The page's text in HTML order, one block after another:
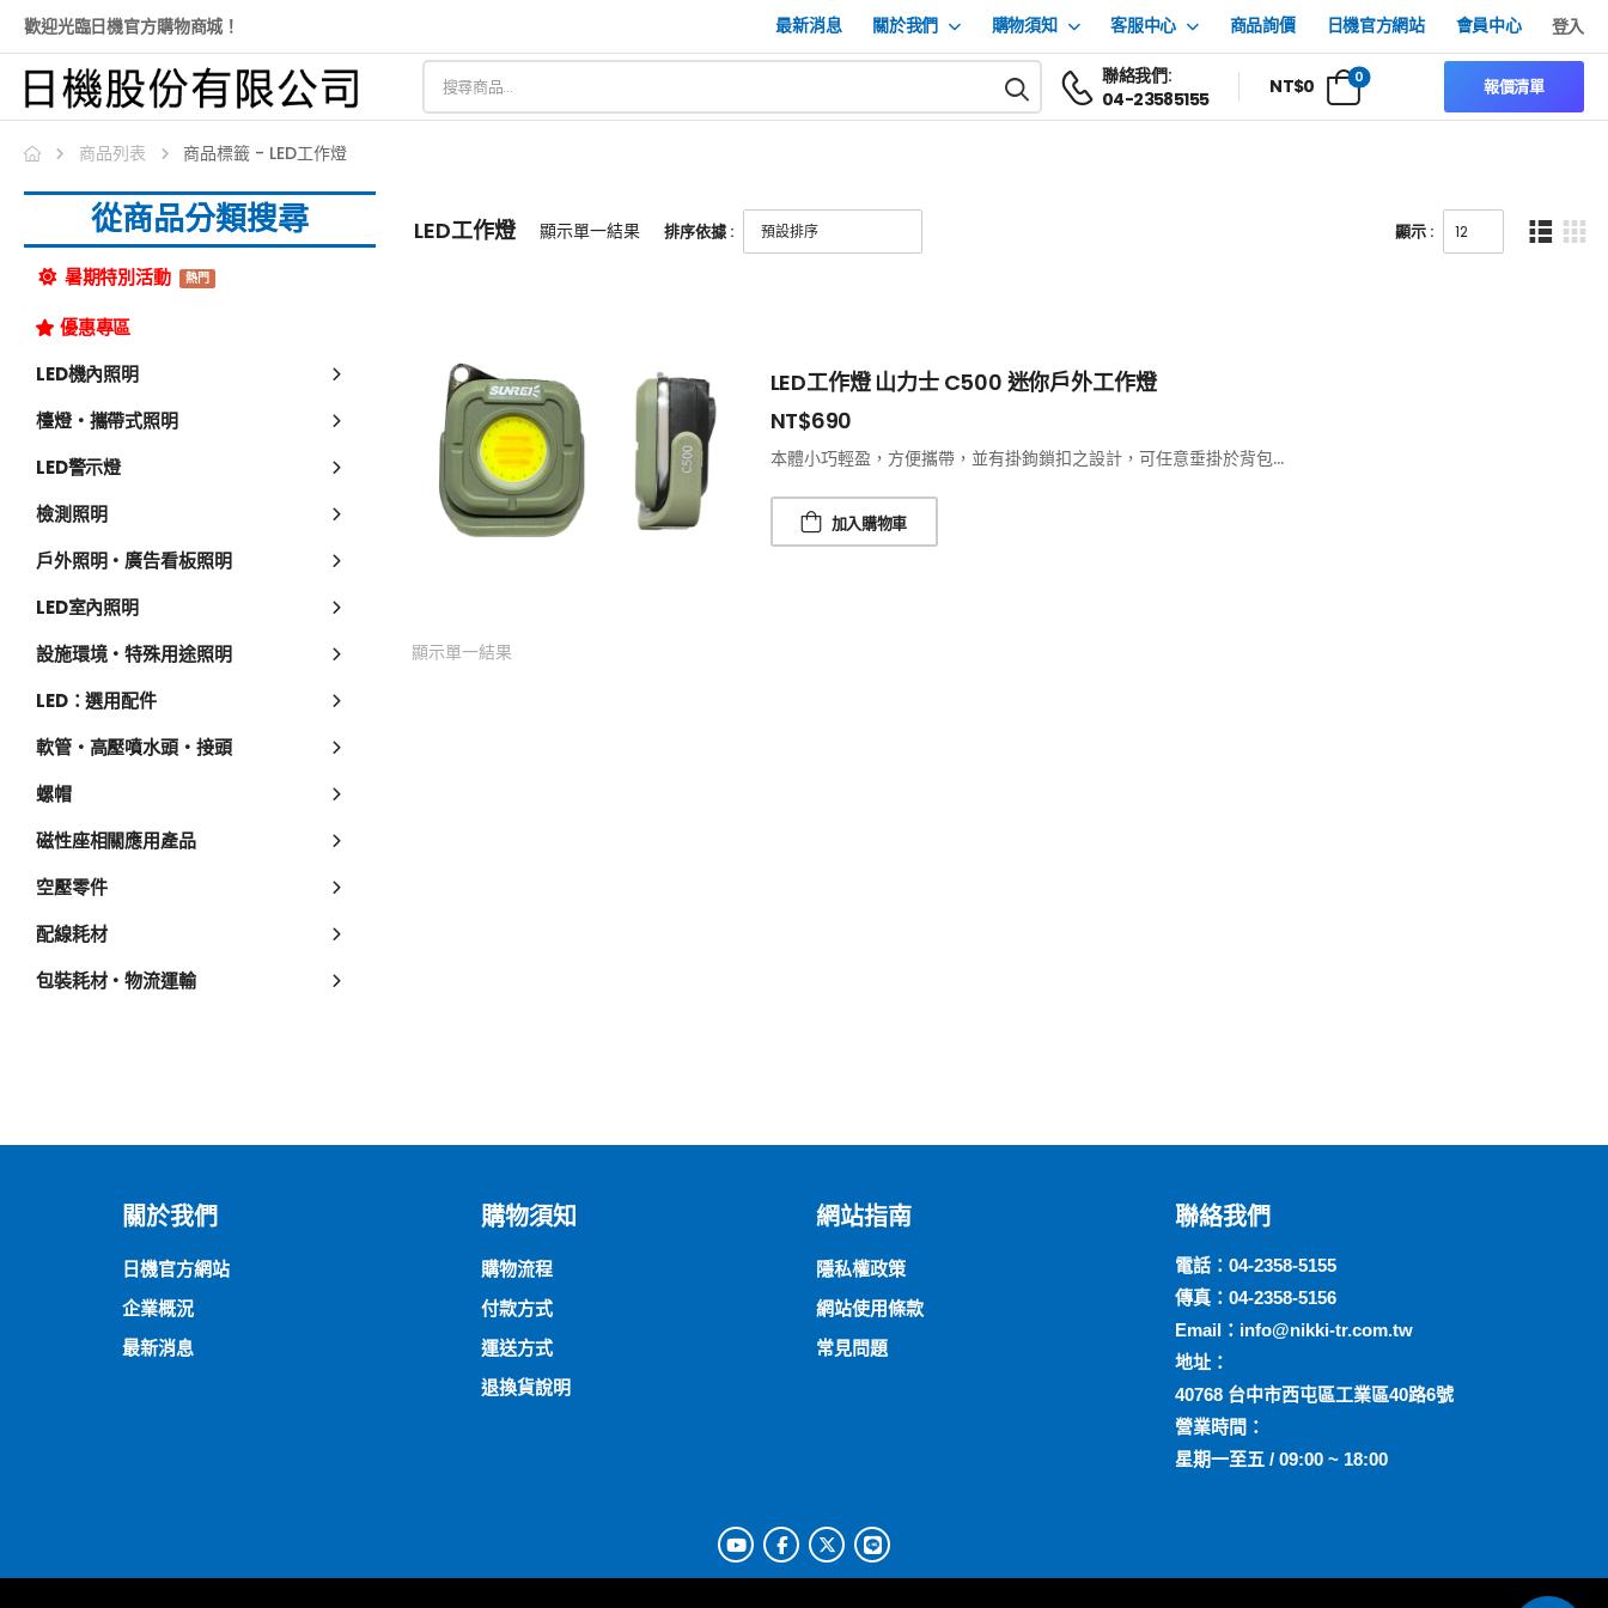
歡迎光臨日機官方購物商城！ 最新消息 關於我們 購物須知 客服中心 商品詢價 日機官方網站 會員中心 登入
聯絡我們:
04-23585155
NT$0 0 報價清單
商品列表 商品標籤 - LED工作燈
從商品分類搜尋
暑期特別活動 熱門
優惠專區
LED機內照明
檯燈・攜帶式照明
LED警示燈
檢測照明
戶外照明・廣告看板照明
LED室內照明
設施環境・特殊用途照明
LED：選用配件
軟管・高壓噴水頭・接頭
螺帽
磁性座相關應用產品
空壓零件
配線耗材
包裝耗材・物流運輸
LED工作燈 顯示單一結果 排序依據 : 顯示 :
LED工作燈 山力士 C500 迷你戶外工作燈
NT$690
本體小巧輕盈，方便攜帶，並有掛鉤鎖扣之設計，可任意垂掛於背包...
加入購物車
顯示單一結果
關於我們
日機官方網站
企業概況
最新消息
購物須知
購物流程
付款方式
運送方式
退換貨說明
網站指南
隱私權政策
網站使用條款
常見問題
聯絡我們
電話： 04-2358-5155
傳真：04-2358-5156
Email： info@nikki-tr.com.tw
地址：
40768 台中市西屯區工業區40路6號
營業時間：
星期一至五 / 09:00 ~ 18:00